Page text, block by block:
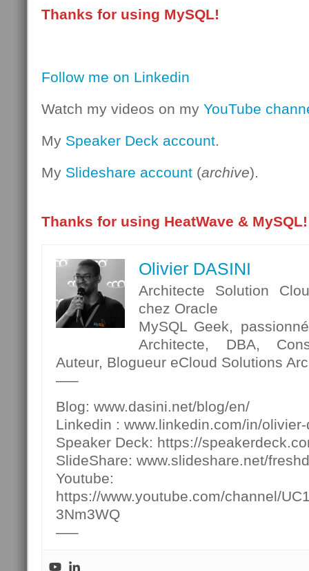
Thanks for using MySQL!
Follow me on Linkedin
Watch my videos on my YouTube
My Speaker Deck account.
My Slideshare account (archive).
Thanks for using HeatWave & MySQL!
Olivier DASINI
Architecte Solution
chez Oracle
MySQL Geek,
Architecte, DBA,
Auteur, Blogueur eCloud Solutions
—–
Blog: www.dasini.net/blog/en/
Linkedin : www.linkedin.com/in/
Speaker Deck: https://
SlideShare: www.slideshare.net/
Youtube:
https://www.youtube.com/channel/
3Nm3WQ
—–